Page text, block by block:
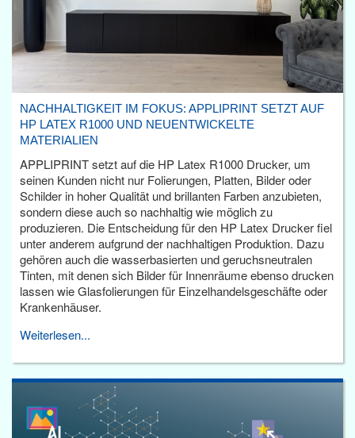
NACHHALTIGKEIT IM FOKUS: APPLIPRINT SETZT AUF
HP LATEX R1000 UND NEUENTWICKELTE
MATERIALIEN
APPLIPRINT setzt auf die HP Latex R1000 Drucker, um
seinen Kunden nicht nur Folierungen, Platten, Bilder oder
Schilder in hoher Qualität und brillanten Farben anzubieten,
sondern diese auch so nachhaltig wie möglich zu
produzieren. Die Entscheidung für den HP Latex Drucker fiel
unter anderem aufgrund der nachhaltigen Produktion. Dazu
gehören auch die wasserbasierten und geruchsneutralen
Tinten, mit denen sich Bilder für Innenräume ebenso drucken
lassen wie Glasfolierungen für Einzelhandelsgeschäfte oder
Krankenhäuser.
Weiterlesen...